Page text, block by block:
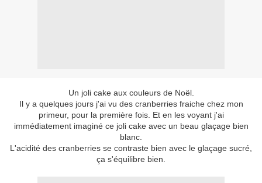
Un joli cake aux couleurs de Noël.
Il y a quelques jours j'ai vu des cranberries fraiche chez mon
primeur, pour la première fois. Et en les voyant j'ai
immédiatement imaginé ce joli cake avec un beau glaçage bien
blanc.
L'acidité des cranberries se contraste bien avec le glaçage sucré,
ça s'équilibre bien.